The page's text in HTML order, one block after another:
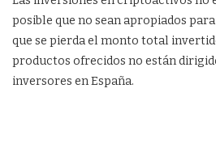
posible que no sean apropiados
que se pierda el monto total
productos ofrecidos no están
inversores en España.